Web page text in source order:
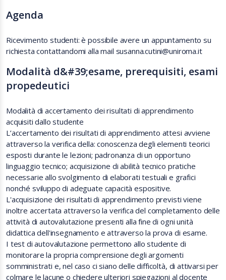
Agenda
Ricevimento studenti: è possibile avere un appuntamento su
richiesta contattandomi alla mail susanna.cutini@uniroma.it
Modalità d&#39;esame, prerequisiti, esami
propedeutici
Modalità di accertamento dei risultati di apprendimento
acquisiti dallo studente
L’accertamento dei risultati di apprendimento attesi avviene
attraverso la verifica della: conoscenza degli elementi teorici
esposti durante le lezioni; padronanza di un opportuno
linguaggio tecnico; acquisizione di abilità tecnico pratiche
necessarie allo svolgimento di elaborati testuali e grafici
nonché sviluppo di adeguate capacità espositive.
L'acquisizione dei risultati di apprendimento previsti viene
inoltre accertata attraverso la verifica del completamento delle
attività di autovalutazione presenti alla fine di ogni unità
didattica dell'insegnamento e attraverso la prova di esame.
I test di autovalutazione permettono allo studente di
monitorare la propria comprensione degli argomenti
somministrati e, nel caso ci siano delle difficoltà, di attivarsi per
colmare le lacune o chiedere ulteriori spiegazioni al docente